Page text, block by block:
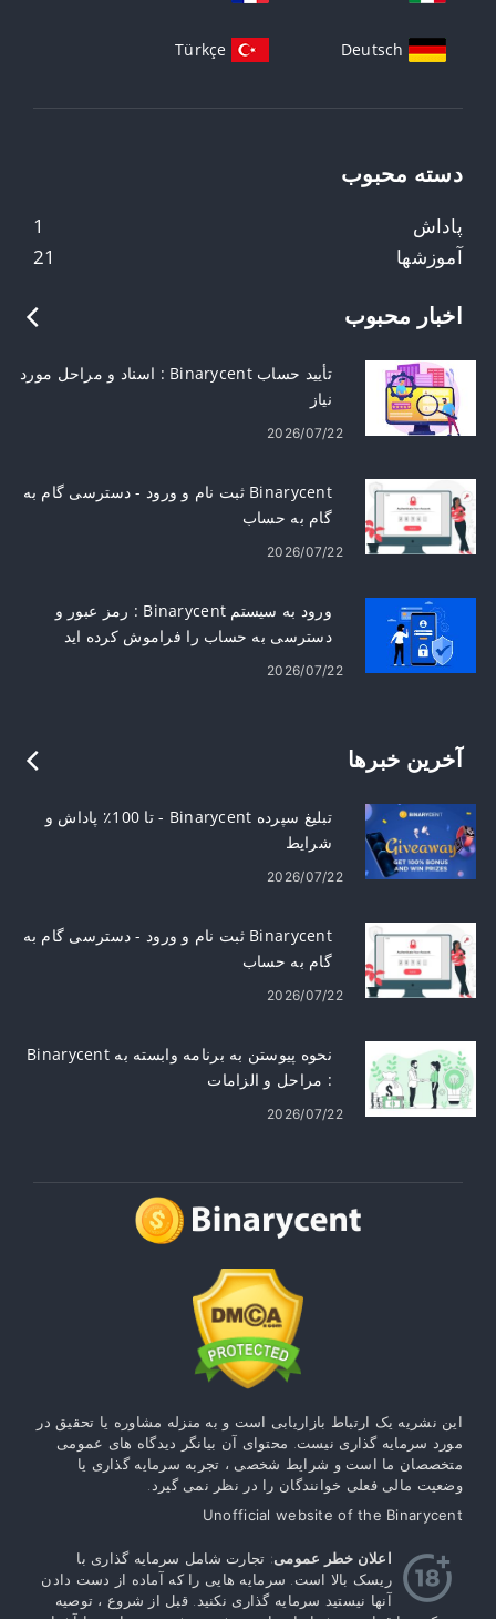
Deutsch
Türkçe
دسته محبوب
1
پاداش
21
آموزشها
اخبار محبوب
تأیید حساب Binarycent : اسناد و مراحل مورد
نیاز
2026/07/22
Binarycent ثبت نام و ورود - دسترسی گام به
گام به حساب
2026/07/22
ورود به سیستم Binarycent : رمز عبور و
دسترسی به حساب را فراموش کرده اید
2026/07/22
آخرین خبرها
تبلیغ سپرده Binarycent - تا 100٪ پاداش و
شرایط
2026/07/22
Binarycent ثبت نام و ورود - دسترسی گام به
گام به حساب
2026/07/22
نحوه پیوستن به برنامه وابسته به Binarycent
: مراحل و الزامات
2026/07/22
این نشریه یک ارتباط بازاریابی است و به منزله مشاوره یا تحقیق در
مورد سرمایه گذاری نیست. محتوای آن بیانگر دیدگاه های عمومی
متخصصان ما است و شرایط شخصی ، تجربه سرمایه گذاری یا
وضعیت مالی فعلی خوانندگان را در نظر نمی گیرد.
Unofficial website of the Binarycent
اعلان خطر عمومی: تجارت شامل سرمایه گذاری با
ریسک بالا است. سرمایه هایی را که آماده از دست دادن
آنها نیستید سرمایه گذاری نکنید. قبل از شروع ، توصیه